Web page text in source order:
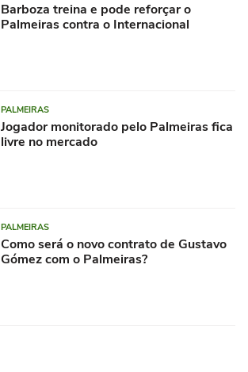
Barboza treina e pode reforçar o
Palmeiras contra o Internacional
PALMEIRAS
Jogador monitorado pelo Palmeiras fica
livre no mercado
PALMEIRAS
Como será o novo contrato de Gustavo
Gómez com o Palmeiras?